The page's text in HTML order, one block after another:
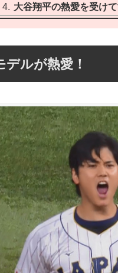
大谷翔平の熱愛を受け
ルが熱愛！